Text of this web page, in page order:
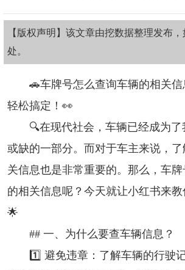
【版权声明】该文章由挖数据整理发布
处。
🚗车牌号怎么查询车辆的相关
轻松搞定！👀
🔍在现代社会，车辆已经成为
或缺的一部分。而对于车主来说，
关信息也是非常重要的。那么，车
的相关信息呢？今天就让小红书来教
🌟
## 一、为什么要查车辆信息？
1️⃣ 避免违章：了解车辆的行驶